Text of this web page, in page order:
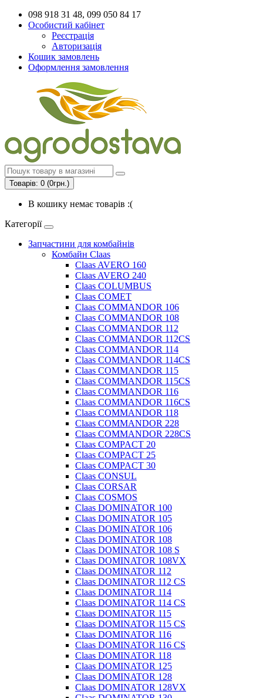
098 918 31 48, 099 050 84 17
Особистий кабінет
Реєстрація
Авторизація
Кошик замовлень
Оформлення замовлення
Товарів: 0 (0грн.)
В кошику немає товарів :(
Категорії
Запчастини для комбайнів
Комбайн Claas
Claas AVERO 160
Claas AVERO 240
Claas COLUMBUS
Claas COMET
Claas COMMANDOR 106
Claas COMMANDOR 108
Claas COMMANDOR 112
Claas COMMANDOR 112CS
Claas COMMANDOR 114
Claas COMMANDOR 114CS
Claas COMMANDOR 115
Claas COMMANDOR 115CS
Claas COMMANDOR 116
Claas COMMANDOR 116CS
Claas COMMANDOR 118
Claas COMMANDOR 228
Claas COMMANDOR 228CS
Claas COMPACT 20
Claas COMPACT 25
Claas COMPACT 30
Claas CONSUL
Claas CORSAR
Claas COSMOS
Claas DOMINATOR 100
Claas DOMINATOR 105
Claas DOMINATOR 106
Claas DOMINATOR 108
Claas DOMINATOR 108 S
Claas DOMINATOR 108VX
Claas DOMINATOR 112
Claas DOMINATOR 112 CS
Claas DOMINATOR 114
Claas DOMINATOR 114 CS
Claas DOMINATOR 115
Claas DOMINATOR 115 CS
Claas DOMINATOR 116
Claas DOMINATOR 116 CS
Claas DOMINATOR 118
Claas DOMINATOR 125
Claas DOMINATOR 128
Claas DOMINATOR 128VX